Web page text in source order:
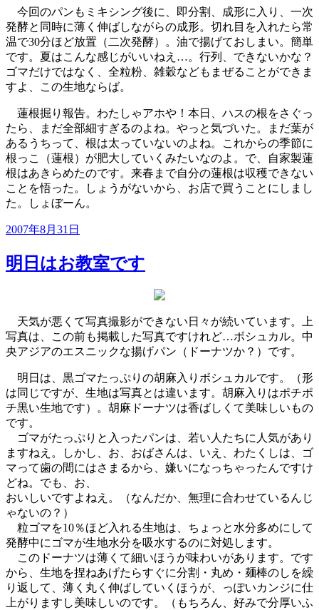
今回のパンもミキシング後に、即分割、成形に入り、一次
発酵と同時に薄く伸ばしながらの成形。切れ目を入れたら常
温で30分ほど放置（二次発酵）。油で揚げておしまい。簡単
です。夏はこんな感じがいいねえ…。行列、できないかな？
ゴマだけではなく、全粒粉、雑穀などもまぜることができま
すよ、この生地ならば。
蓮根掘り報告。わたしゃアホや！本日、ハスの根をさぐっ
たら、まだ全部細すぎるのよね。やっと気づいた。まだ葉が
あるうちって、根は太っていないのよね。これからの季節に
根っこ（蓮根）が肥大していくみたいなのよ。で、自家製蓮
根はあきらめたのです。来春まで自分の蓮根は収穫できない
ことを悟った。しょうがないから、お店で買うことにしまし
た。しょぼーん。
投
日:
2007年8月31日
明日はお教室です
天気が悪くて写真撮影ができない日々が続いています。上
写真は、この前も掲載した写真ですけれど…ボシュカル。中
央アジアのエスニックな揚げパン（ドーナツか？）です。
明日は、黒ゴマたっぷりの胡麻入りボシュカルです。（形
は同じですが、生地は写真とは違います。胡麻入りはポチポ
チ黒い生地です）。胡麻ドーナツは香ばしくて美味しいもの
です。
ゴマがたっぷりと入ったパンは、若い人たちに人気があり
ますねえ。しかし、お、おばさんは、いえ、わたくしは、ゴ
マって歯の間にはさまるから、嫌いになっちゃったんですけ
どね。でも、お、
おいしいですよねえ。（なんだか、無理に合わせているんじ
ゃないの？）
粒ゴマを10％ほど入れる生地は、ちょっと水分多めにして
発酵中にゴマが生地水分を吸水するのに対処します。
このドーナツは薄くて細いほうが味わいがあります。です
から、生地を捏ねあげたらすぐに分割・丸め・麺棒のしを繰
り返して、薄く丸く伸ばしていくほうが、っぽいカンジに仕
上がりますし美味しいのです。（もちろん、好みで分厚いふ